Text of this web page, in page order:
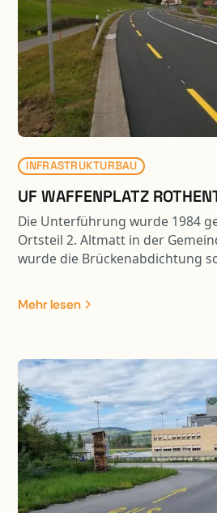
INFRASTRUKTURBAU
UF WAFFENPLATZ
Die Unterführung wurde 1984
Ortsteil 2. Altmatt in der
wurde die Brückenabdichtung
saniert. In Zusammenhang mit
Kunstbaute erfolgte eine
Mehr lesen